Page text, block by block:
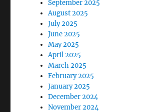
September 2025
August 2025
July 2025
June 2025
May 2025
April 2025
March 2025
February 2025
January 2025
December 2024
November 2024